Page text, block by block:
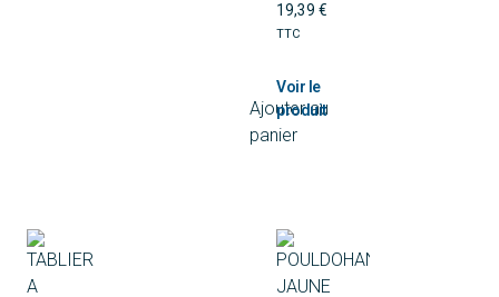
19,39 €
TTC
Ajouter au
panier